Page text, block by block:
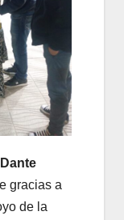
Dante
gracias a
de la